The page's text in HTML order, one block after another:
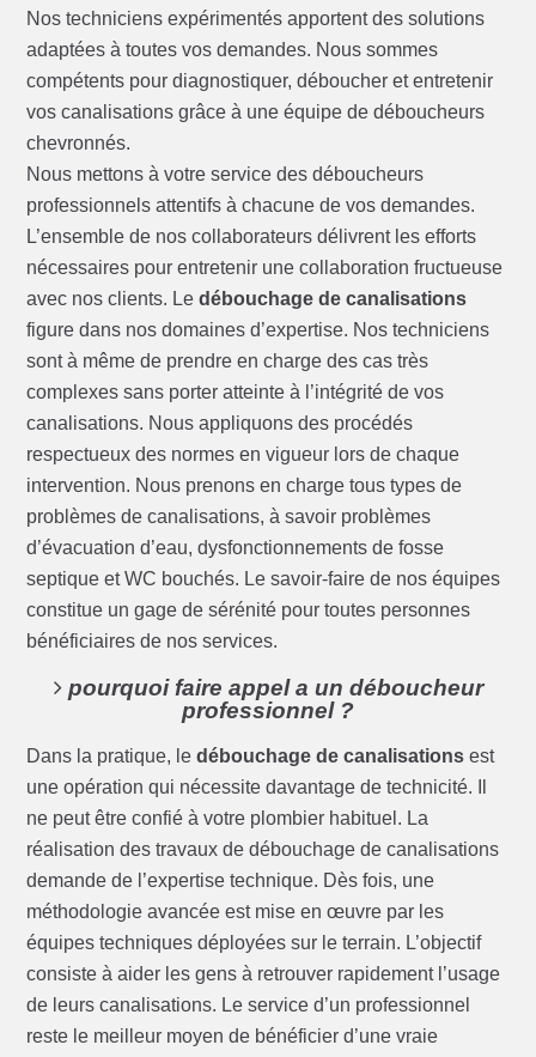
Nos techniciens expérimentés apportent des solutions
adaptées à toutes vos demandes. Nous sommes
compétents pour diagnostiquer, déboucher et entretenir
vos canalisations grâce à une équipe de déboucheurs
chevronnés.
Nous mettons à votre service des déboucheurs
professionnels attentifs à chacune de vos demandes.
L’ensemble de nos collaborateurs délivrent les efforts
nécessaires pour entretenir une collaboration fructueuse
avec nos clients. Ledébouchage de canalisations
figure dans nos domaines d’expertise. Nos techniciens
sont à même de prendre en charge des cas très
complexes sans porter atteinte à l’intégrité de vos
canalisations. Nous appliquons des procédés
respectueux des normes en vigueur lors de chaque
intervention. Nous prenons en charge tous types de
problèmes de canalisations, à savoir problèmes
d’évacuation d’eau, dysfonctionnements de fosse
septique et WC bouchés. Le savoir-faire de nos équipes
constitue un gage de sérénité pour toutes personnes
bénéficiaires de nos services.
pourquoi faire appel a un déboucheur
professionnel ?
Dans la pratique, ledébouchage de canalisations est
une opération qui nécessite davantage de technicité. Il
ne peut être confié à votre plombier habituel. La
réalisation des travaux de débouchage de canalisations
demande de l’expertise technique. Dès fois, une
méthodologie avancée est mise en œuvre par les
équipes techniques déployées sur le terrain. L’objectif
consiste à aider les gens à retrouver rapidement l’usage
de leurs canalisations. Le service d’un professionnel
reste le meilleur moyen de bénéficier d’une vraie